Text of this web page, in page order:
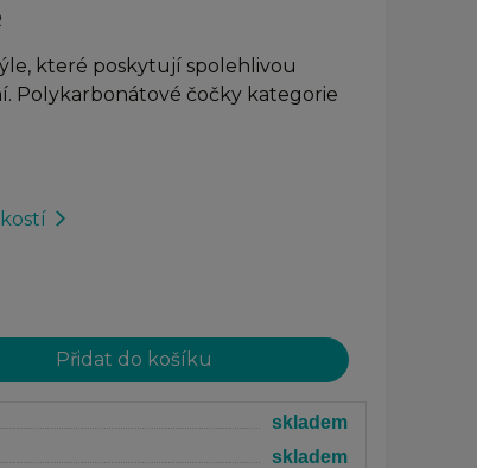
které poskytují spolehlivou
Polykarbonátové čočky kategorie
arrow_forward_ios
skladem
skladem